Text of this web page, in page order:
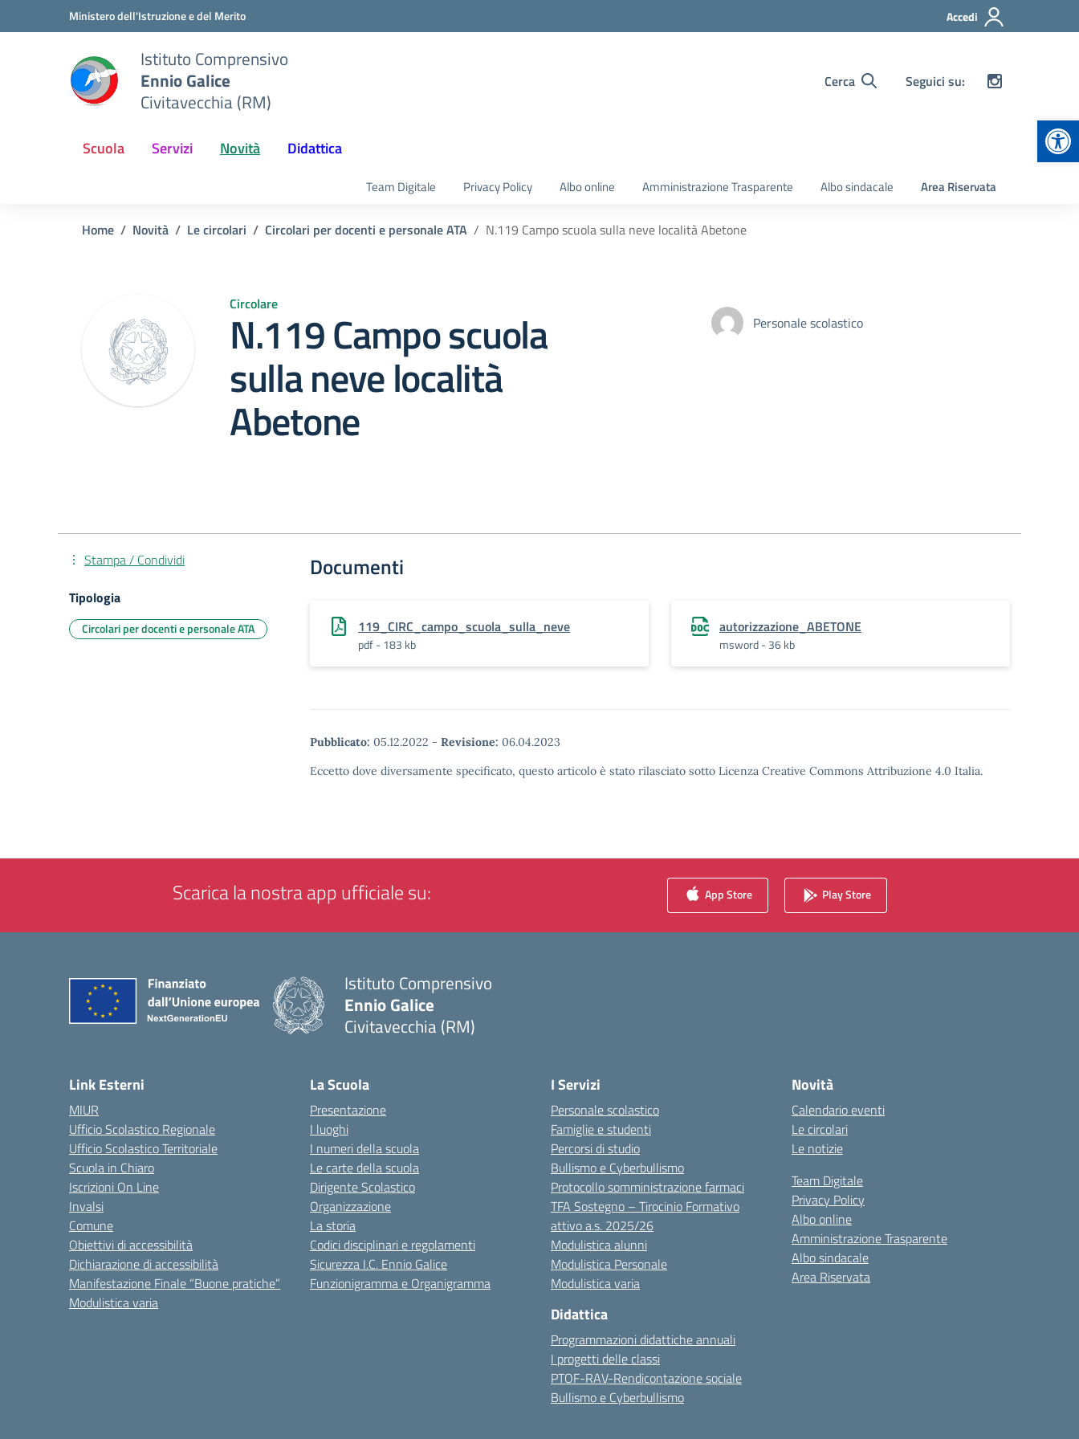
Vai ai contenuti
Vai al menu di navigazioneMinistero dell'Istruzione e del Merito Accedi
Istituto Comprensivo
Ennio Galice
Civitavecchia (RM)
Cerca Seguici su:
Scuola Servizi Novità Didattica
Team Digitale Privacy Policy Albo online Amministrazione Trasparente Albo sindacale Area Riservata
Home Novità Le circolari Circolari per docenti e personale ATA N.119 Campo scuola sulla neve località Abetone
Circolare
N.119 Campo scuola
sulla neve località
Abetone
Personale scolastico
Documenti
119_CIRC_campo_scuola_sulla_neve
pdf - 183 kb
autorizzazione_ABETONE
msword - 36 kb
Pubblicato: 05.12.2022 - Revisione: 06.04.2023
Eccetto dove diversamente specificato, questo articolo è stato rilasciato sotto Licenza Creative Commons Attribuzione 4.0 Italia.
Stampa / Condividi
Tipologia
Circolari per docenti e personale ATA
Scarica la nostra app ufficiale su: App Store Play Store
Istituto Comprensivo
Ennio Galice
Civitavecchia (RM)
Link Esterni
MIUR
Ufficio Scolastico Regionale
Ufficio Scolastico Territoriale
Scuola in Chiaro
Iscrizioni On Line
Invalsi
Comune
Obiettivi di accessibilità
Dichiarazione di accessibilità
Manifestazione Finale “Buone pratiche”
Modulistica varia
La Scuola
Presentazione
I luoghi
I numeri della scuola
Le carte della scuola
Dirigente Scolastico
Organizzazione
La storia
Codici disciplinari e regolamenti
Sicurezza I.C. Ennio Galice
Funzionigramma e Organigramma
I Servizi
Personale scolastico
Famiglie e studenti
Percorsi di studio
Bullismo e Cyberbullismo
Protocollo somministrazione farmaci
TFA Sostegno – Tirocinio Formativo
attivo a.s. 2025/26
Modulistica alunni
Modulistica Personale
Modulistica varia
Didattica
Programmazioni didattiche annuali
I progetti delle classi
PTOF-RAV-Rendicontazione sociale
Bullismo e Cyberbullismo
Novità
Calendario eventi
Le circolari
Le notizie
Team Digitale
Privacy Policy
Albo online
Amministrazione Trasparente
Albo sindacale
Area Riservata